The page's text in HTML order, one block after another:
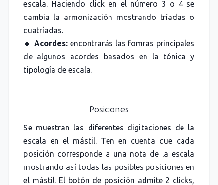
escala. Haciendo click en el número 3 o 4 se
cambia la armonización mostrando tríadas o
cuatríadas.
🔸 Acordes: encontrarás las fomras principales
de algunos acordes basados en la tónica y
tipología de escala.
Posiciones
Se muestran las diferentes digitaciones de la
escala en el mástil. Ten en cuenta que cada
posición corresponde a una nota de la escala
mostrando así todas las posibles posiciones en
el mástil. El botón de posición admite 2 clicks,